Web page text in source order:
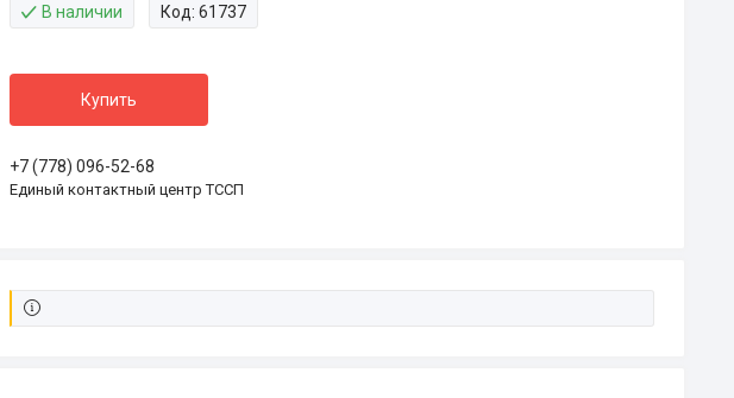
В наличии Код: 61737
Купить
+7 (778) 096-52-68
Единый контактный центр ТССП